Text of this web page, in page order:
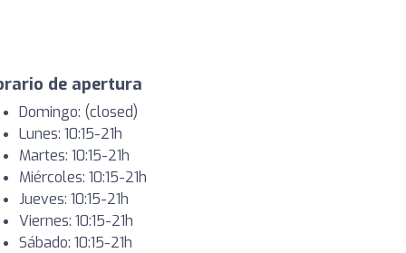
de apertura
Domingo: (closed)
Lunes: 10:15-21h
Martes: 10:15-21h
Miércoles: 10:15-21h
Jueves: 10:15-21h
Viernes: 10:15-21h
Sábado: 10:15-21h